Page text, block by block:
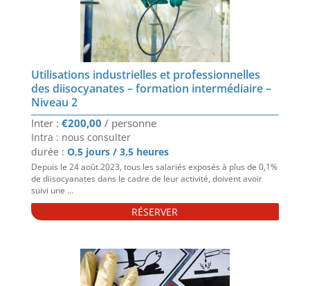
Utilisations industrielles et professionnelles
des diisocyanates – formation intermédiaire –
Niveau 2
€200,00
Intra : nous consulter
durée : O,5 jours / 3,5 heures
Depuis le 24 août 2023, tous les salariés exposés à plus de 0,1%
de diisocyanates dans le cadre de leur activité, doivent avoir
suivi une ...
RÉSERVER